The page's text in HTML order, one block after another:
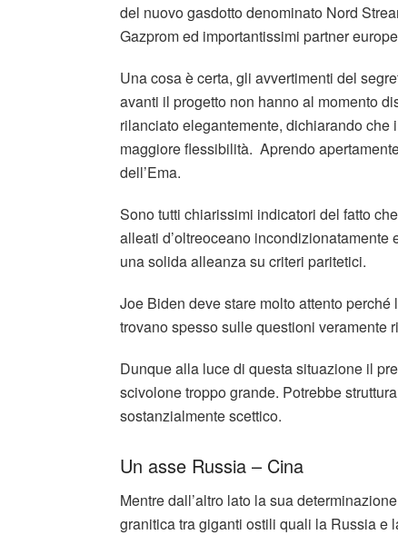
del nuovo gasdotto denominato Nord
Gazprom ed importantissimi partner
Una cosa è certa, gli avvertimenti del
avanti il progetto non hanno al momento
rilanciato elegantemente, dichiarando
maggiore flessibilità. Aprendo
dell’Ema.
Sono tutti chiarissimi indicatori del fatto
alleati d’oltreoceano
una solida alleanza su criteri paritetici.
Joe Biden deve stare molto attento
trovano spesso sulle questioni veramente
Dunque alla luce di questa situazione il
scivolone troppo grande. Potrebbe
sostanzialmente scettico.
Un asse Russia – Cina
Mentre dall’altro lato la sua
granitica tra giganti ostili quali la Russia e